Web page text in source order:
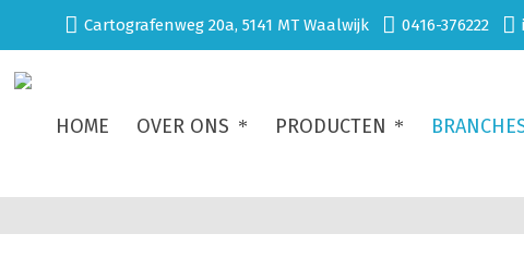
Cartografenweg 20a, 5141 MT Waalwijk 0416-376222
HOME OVER ONS PRODUCTEN